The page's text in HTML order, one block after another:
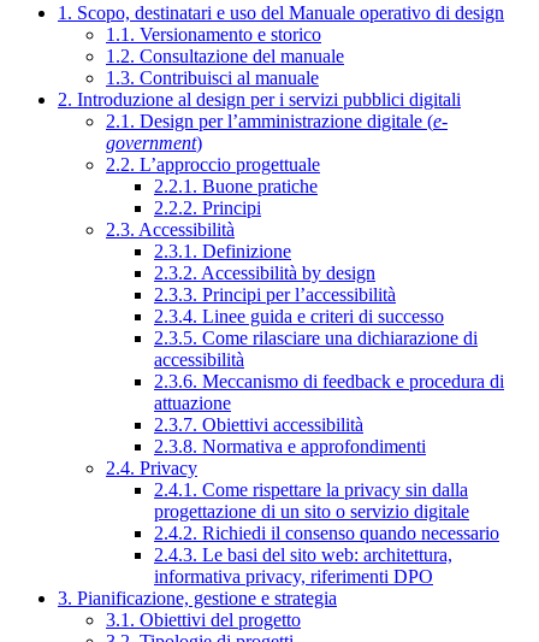
1. Scopo, destinatari e uso del Manuale operativo di design
1.1. Versionamento e storico
1.2. Consultazione del manuale
1.3. Contribuisci al manuale
2. Introduzione al design per i servizi pubblici digitali
2.1. Design per l’amministrazione digitale (e-
government)
2.2. L’approccio progettuale
2.2.1. Buone pratiche
2.2.2. Principi
2.3. Accessibilità
2.3.1. Definizione
2.3.2. Accessibilità by design
2.3.3. Principi per l’accessibilità
2.3.4. Linee guida e criteri di successo
2.3.5. Come rilasciare una dichiarazione di
accessibilità
2.3.6. Meccanismo di feedback e procedura di
attuazione
2.3.7. Obiettivi accessibilità
2.3.8. Normativa e approfondimenti
2.4. Privacy
2.4.1. Come rispettare la privacy sin dalla
progettazione di un sito o servizio digitale
2.4.2. Richiedi il consenso quando necessario
2.4.3. Le basi del sito web: architettura,
informativa privacy, riferimenti DPO
3. Pianificazione, gestione e strategia
3.1. Obiettivi del progetto